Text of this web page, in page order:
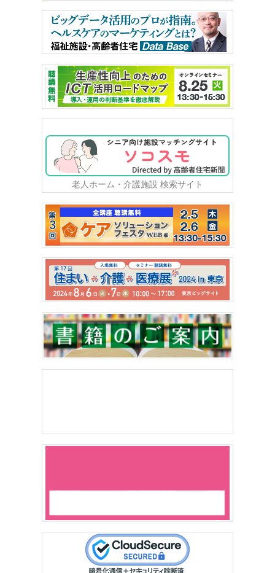
老人ホーム・介護施設 検索サイト